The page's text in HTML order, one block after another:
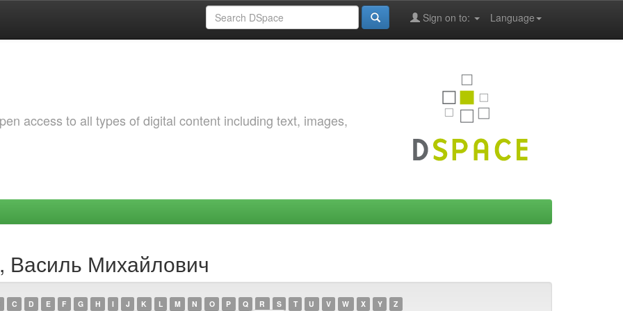
Language
Sign on to:
access to all types of digital content including text, images,
Василь Михайлович
C D E F G H I J K L M N O P Q R S T U V W X Y Z